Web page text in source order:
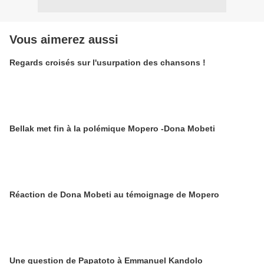
Vous aimerez aussi
Regards croisés sur l'usurpation des chansons !
Bellak met fin à la polémique Mopero -Dona Mobeti
Réaction de Dona Mobeti au témoignage de Mopero
Une question de Papatoto à Emmanuel Kandolo